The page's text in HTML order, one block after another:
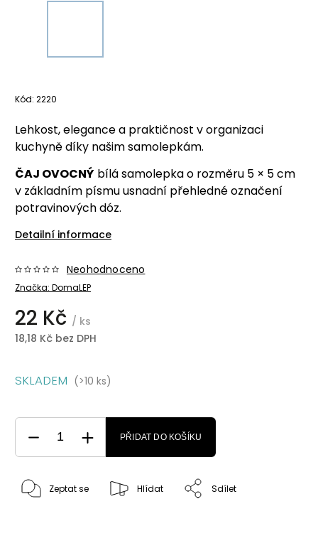
Kód: 2220
Lehkost, elegance a praktičnost v organizaci
kuchyně díky našim samolepkám.
ČAJ OVOCNÝ bílá samolepka o rozměru 5 × 5 cm
v základním písmu usnadní přehledné označení
potravinových dóz.
Detailní informace
Značka: DomaLEP
Neohodnoceno
22 Kč / ks
18,18 Kč bez DPH
SKLADEM (>10 ks)
PŘIDAT DO KOŠÍKU
Zeptat se Hlídat Sdílet